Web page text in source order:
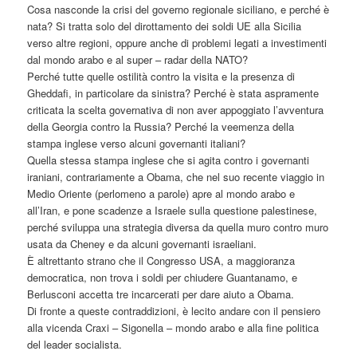
Cosa nasconde la crisi del governo regionale siciliano, e perché è
nata? Si tratta solo del dirottamento dei soldi UE alla Sicilia
verso altre regioni, oppure anche di problemi legati a investimenti
dal mondo arabo e al super – radar della NATO?
Perché tutte quelle ostilità contro la visita e la presenza di
Gheddafi, in particolare da sinistra? Perché è stata aspramente
criticata la scelta governativa di non aver appoggiato l’avventura
della Georgia contro la Russia? Perché la veemenza della
stampa inglese verso alcuni governanti italiani?
Quella stessa stampa inglese che si agita contro i governanti
iraniani, contrariamente a Obama, che nel suo recente viaggio in
Medio Oriente (perlomeno a parole) apre al mondo arabo e
all’Iran, e pone scadenze a Israele sulla questione palestinese,
perché sviluppa una strategia diversa da quella muro contro muro
usata da Cheney e da alcuni governanti israeliani.
È altrettanto strano che il Congresso USA, a maggioranza
democratica, non trova i soldi per chiudere Guantanamo, e
Berlusconi accetta tre incarcerati per dare aiuto a Obama.
Di fronte a queste contraddizioni, è lecito andare con il pensiero
alla vicenda Craxi – Sigonella – mondo arabo e alla fine politica
del leader socialista.